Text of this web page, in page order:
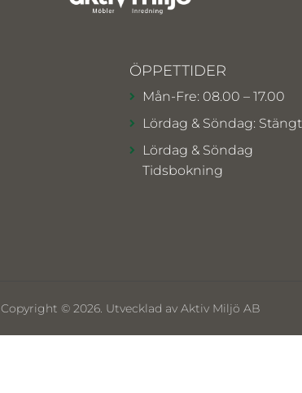
ÖPPETTIDER
Mån-Fre: 08.00 – 17.00
Lördag & Söndag: Stängt
Lördag & Söndag
Tidsbokning
Copyright © 2026. Utvecklad av Aktiv Miljö AB